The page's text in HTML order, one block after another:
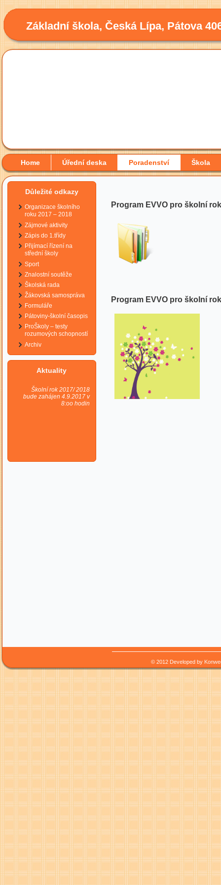
Základní škola, Česká Lípa, Pátova
Home Úřední deska Poradenství Škola
Důležité odkazy
Organizace školního
roku 2017 – 2018
Zájmové aktivity
Zápis do 1.třídy
Přijímací řízení na
střední školy
Sport
Znalostní soutěže
Školská rada
Žákovská samospráva
Formuláře
Pátoviny-školní časopis
ProŠkoly – testy
rozumových schopností
Archiv
Aktuality
Školní rok 2017/ 2018
bude zahájen 4.9.2017 v
8:oo hodin
Program EVVO pro školní
Program EVVO pro školní
© 2012 Developed by